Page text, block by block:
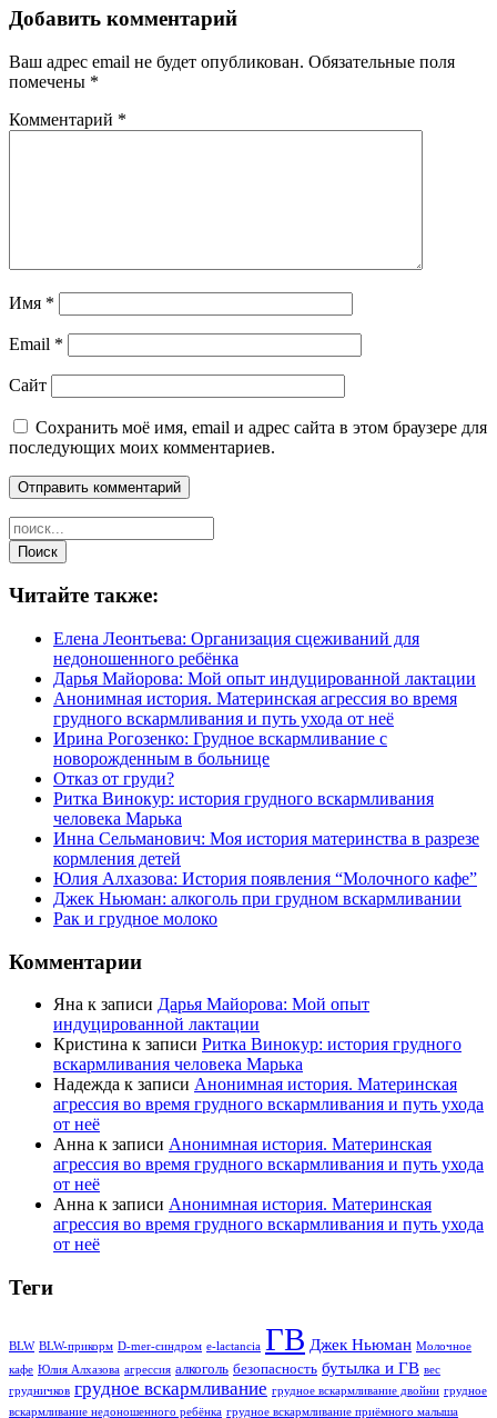
Добавить комментарий
Ваш адрес email не будет опубликован. Обязательные поля
помечены *
Комментарий *
Имя *
Email *
Сайт
Сохранить моё имя, email и адрес сайта в этом браузере для
последующих моих комментариев.
Читайте также:
Елена Леонтьева: Организация сцеживаний для
недоношенного ребёнка
Дарья Майорова: Мой опыт индуцированной лактации
Анонимная история. Материнская агрессия во время
грудного вскармливания и путь ухода от неё
Ирина Рогозенко: Грудное вскармливание с
новорожденным в больнице
Отказ от груди?
Ритка Винокур: история грудного вскармливания
человека Марька
Инна Сельманович: Моя история материнства в разрезе
кормления детей
Юлия Алхазова: История появления “Молочного кафе”
Джек Ньюман: алкоголь при грудном вскармливании
Рак и грудное молоко
Комментарии
Яна к записи Дарья Майорова: Мой опыт
индуцированной лактации
Кристина к записи Ритка Винокур: история грудного
вскармливания человека Марька
Надежда к записи Анонимная история. Материнская
агрессия во время грудного вскармливания и путь ухода
от неё
Анна к записи Анонимная история. Материнская
агрессия во время грудного вскармливания и путь ухода
от неё
Анна к записи Анонимная история. Материнская
агрессия во время грудного вскармливания и путь ухода
от неё
Теги
BLW BLW-прикорм D-mer-синдром e-lactancia ГВ Джек Ньюман Молочное
кафе Юлия Алхазова агрессия алкоголь безопасность бутылка и ГВ вес
грудничков грудное вскармливание грудное вскармливание двойни грудное
вскармливание недоношенного ребёнка грудное вскармливание приёмного малыша